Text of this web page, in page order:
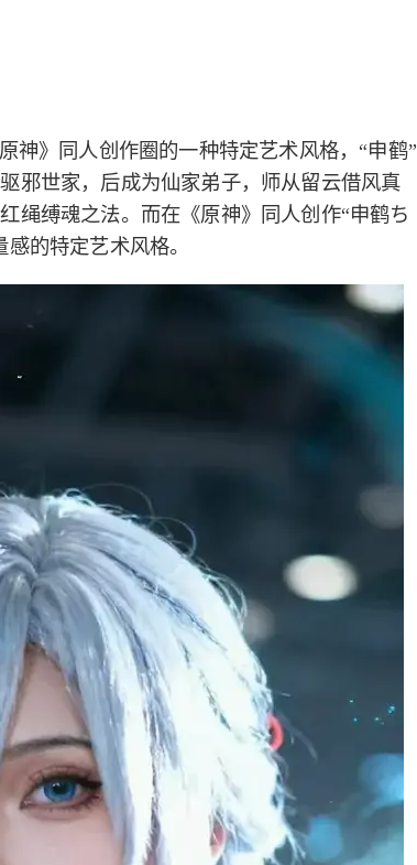
神》同人创作圈的一种特定艺术风格，“申鹤”
邪世家，后成为仙家弟子，师从留云借风真
绳缚魂之法。而在《原神》同人创作“申鹤ち
的特定艺术风格。